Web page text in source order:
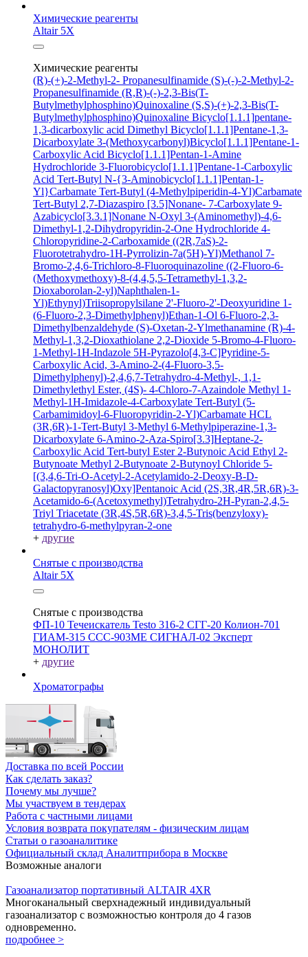
Химические реагенты
Altair 5X
Химические реагенты
(R)-(+)-2-Methyl-2- Propanesulfinamide (S)-(-)-2-Methyl-2-
Propanesulfinamide (R,R)-(-)-2,3-Bis(T-
Butylmethylphosphino)Quinoxaline (S,S)-(+)-2,3-Bis(T-
Butylmethylphosphino)Quinoxaline Bicyclo[1.1.1]pentane-
1,3-dicarboxylic acid Dimethyl Bicyclo[1.1.1]Pentane-1,3-
Dicarboxylate 3-(Methoxycarbonyl)Bicyclo[1.1.1]Pentane-1-
Carboxylic Acid Bicyclo[1.1.1]Pentan-1-Amine
Hydrochloride 3-Fluorobicyclo[1.1.1]Pentane-1-Carboxylic
Acid Tert-Butyl N-{3-Aminobicyclo[1.1.1]Pentan-1-
Yl}Carbamate Tert-Butyl (4-Methylpiperidin-4-Yl)Carbamate
Tert-Butyl 2,7-Diazaspiro [3.5]Nonane- 7-Carboxylate 9-
Azabicyclo[3.3.1]Nonane N-Oxyl 3-(Aminomethyl)-4,6-
Dimethyl-1,2-Dihydropyridin-2-One Hydrochloride 4-
Chloropyridine-2-Carboxamide ((2R,7aS)-2-
Fluorotetrahydro-1H-Pyrrolizin-7a(5H)-Yl)Methanol 7-
Bromo-2,4,6-Trichloro-8-Fluoroquinazoline ((2-Fluoro-6-
(Methoxymethoxy)-8-(4,4,5,5-Tetramethyl-1,3,2-
Dioxaborolan-2-yl)Naphthalen-1-
Yl)Ethynyl)Triisopropylsilane 2'-Fluoro-2'-Deoxyuridine 1-
(6-Fluoro-2,3-Dimethylphenyl)Ethan-1-Ol 6-Fluoro-2,3-
Dimethylbenzaldehyde (S)-Oxetan-2-Ylmethanamine (R)-4-
Methyl-1,3,2-Dioxathiolane 2,2-Dioxide 5-Bromo-4-Fluoro-
1-Methyl-1H-Indazole 5H-Pyrazolo[4,3-C]Pyridine-5-
Carboxylic Acid, 3-Amino-2-(4-Fluoro-3,5-
Dimethylphenyl)-2,4,6,7-Tetrahydro-4-Methyl-, 1,1-
Dimethylethyl Ester, (4S)- 4-Chloro-7-Azaindole Methyl 1-
Methyl-1H-Imidazole-4-Carboxylate Tert-Butyl (5-
Carbamimidoyl-6-Fluoropyridin-2-Yl)Carbamate HCL
(3R,6R)-1-Tert-Butyl 3-Methyl 6-Methylpiperazine-1,3-
Dicarboxylate 6-Amino-2-Aza-Spiro[3.3]Heptane-2-
Carboxylic Acid Tert-butyl Ester 2-Butynoic Acid Ethyl 2-
Butynoate Methyl 2-Butynoate 2-Butynoyl Chloride 5-
[(3,4,6-Tri-O-Acetyl-2-Acetylamido-2-Deoxy-B-D-
Galactopyranosyl)Oxy]Pentanoic Acid (2S,3R,4R,5R,6R)-3-
Acetamido-6-(Acetoxymethyl)Tetrahydro-2H-Pyran-2,4,5-
Triyl Triacetate (3R,4S,5R,6R)-3,4,5-Tris(benzyloxy)-
tetrahydro-6-methylpyran-2-one
+ другие
Снятые с производства
Altair 5X
Снятые с производства
ФП-10 Течеискатель Testo 316-2 СГГ-20 Колион-701
ГИАМ-315 ССС-903МЕ СИГНАЛ-02 Эксперт
МОНОЛИТ
+ другие
Хроматографы
Доставка по всей России
Как сделать заказ?
Почему мы лучше?
Мы участвуем в тендерах
Работа с частными лицами
Условия возврата покупателям - физическим лицам
Статьи о газоаналитике
Официальный склад Аналитприбора в Москве
Возможные аналоги
Газоанализатор портативный ALTAIR 4XR
Многоканальный сверхнадежный индивидуальный
газоанализатор с возможностью контроля до 4 газов
одновременно.
подробнее >